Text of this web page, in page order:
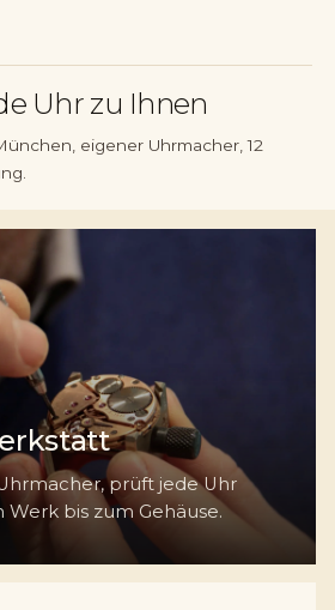
Uhr zu Ihnen
eigener Uhrmacher, 12
prüft jede Uhr
Werk bis zum Gehäuse.